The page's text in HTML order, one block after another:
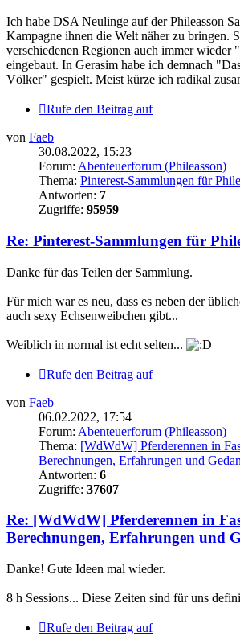
Ich habe DSA Neulinge auf der Phileasson
Kampagne ihnen die Welt näher zu bringen.
verschiedenen Regionen auch immer wieder
eingebaut. In Gerasim habe ich demnach
Völker" gespielt. Meist kürze ich radikal
Rufe den Beitrag auf
von Faeb
30.08.2022, 15:23
Forum: Abenteuerforum (Phileasson)
Thema: Pinterest-Sammlungen für
Antworten: 7
Zugriffe: 95959
Re: Pinterest-Sammlungen für
Danke für das Teilen der Sammlung.
Für mich war es neu, dass es neben der
auch sexy Echsenweibchen gibt...
Weiblich in normal ist echt selten...
Rufe den Beitrag auf
von Faeb
06.02.2022, 17:54
Forum: Abenteuerforum (Phileasson)
Thema: [WdWdW] Pferderennen in
Berechnungen, Erfahrungen und
Antworten: 6
Zugriffe: 37607
Re: [WdWdW] Pferderennen in
Berechnungen, Erfahrungen und
Danke! Gute Ideen mal wieder.
8 h Sessions... Diese Zeiten sind für uns
Rufe den Beitrag auf